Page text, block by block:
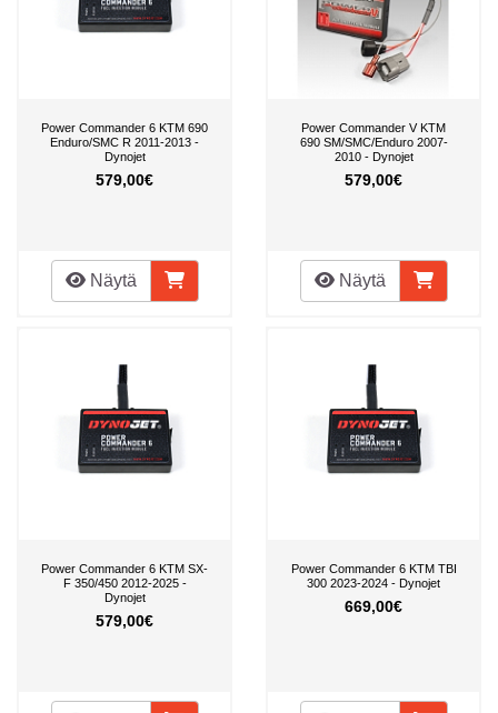
Power Commander 6 KTM 690
Enduro/SMC R 2011-2013 -
Dynojet
579,00€
Näytä
Power Commander V KTM
690 SM/SMC/Enduro 2007-
2010 - Dynojet
579,00€
Näytä
Power Commander 6 KTM SX-
F 350/450 2012-2025 -
Dynojet
579,00€
Power Commander 6 KTM TBI
300 2023-2024 - Dynojet
669,00€